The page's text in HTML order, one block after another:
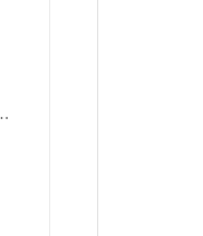
／无线测温仪